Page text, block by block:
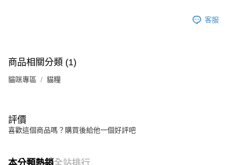
客服
商品相關分類 (1)
貓咪專區 貓糧
評價
喜歡這個商品嗎？購買後給他一個好評吧
本分類熱銷全站排行